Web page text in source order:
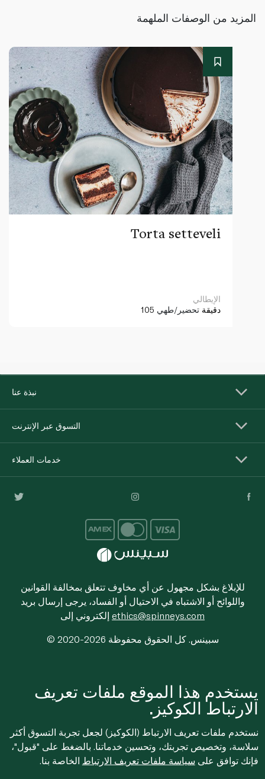
المزيد من الوصفات الملهمة
Torta setteveli
الإيطالي
105 دقيقة تحضير/طهي
نبذة عنا
التسوق عبر الإنترنت
خدمات العملاء
للإبلاغ بشكل مجهول عن أي مخاوف تتعلق بمخالفة القوانين
واللوائح أو الاشتباه في الاحتيال أو الفساد، يرجى إرسال بريد
ethics@spinneys.com
© 2020-2026 سبينس. كل الحقوق محفوظة
يستخدم هذا الموقع ملفات تعريف
الارتباط الكوكيز.
نستخدم ملفات تعريف الارتباط (الكوكيز) لجعل تجربة التسوق أكثر
سلاسة، وتخصيص تجربتك، وتحسين خدماتنا. بالضغط على "قبول"،
فإنك توافق على سياسة ملفات تعريف الارتباط الخاصة بنا.